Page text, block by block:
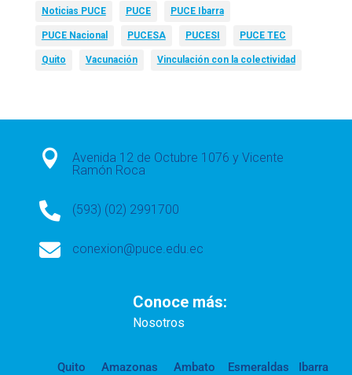
Noticias PUCE PUCE PUCE Ibarra
PUCE Nacional PUCESA PUCESI PUCE TEC
Quito Vacunación Vinculación con la colectividad

Avenida 12 de Octubre 1076 y Vicente
Ramón Roca
 (593) (02) 2991700
 conexion@puce.edu.ec
Conoce más:
Nosotros
Quito Amazonas Ambato Esmeraldas Ibarra